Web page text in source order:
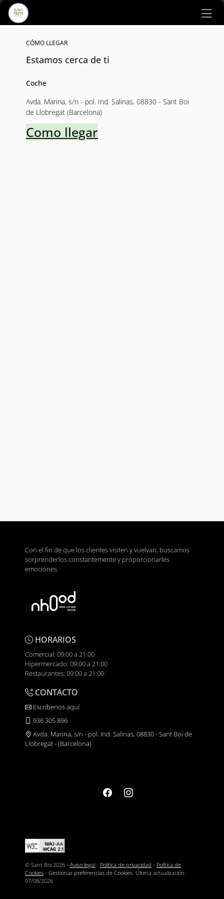
Ir al contenido principal
CÓMO LLEGAR
Estamos cerca de ti
Coche
Avda. Marina, s/n - pol. Ind. Salinas, 08830 - Sant Boi
de Llobregat (Barcelona)
Como llegar
Con el fin de que los clientes visiten y vuelvan, buscamos
sorprenderlos constantemente y proporcionarles
emociones.
HORARIOS
Comercial: 09:00 a 21:00
Hipermercado: 09:00 a 21:00
Restaurantes: 09:00 a 21:00
CONTACTO
Escríbenos aquí
936 305 896
Avda. Marina, s/n - pol. Ind. Salinas, 08830 - Sant Boi de
Llobregat - (Barcelona)
© Sant Boi 2026 - Aviso legal - Política de privacidad - Política de
Cookies - Gestionar preferencias de Cookies. Última actualización
07/08/2026